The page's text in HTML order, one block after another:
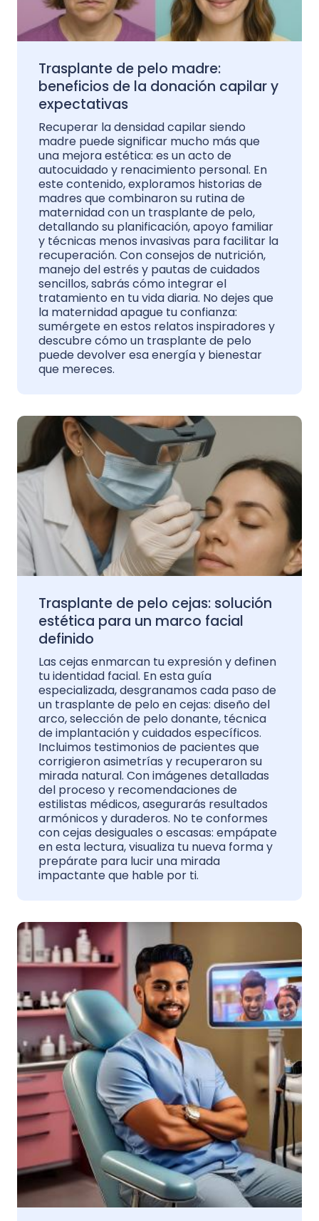
Trasplante de pelo madre:
beneficios de la donación capilar y
expectativas
Recuperar la densidad capilar siendo
madre puede significar mucho más que
una mejora estética: es un acto de
autocuidado y renacimiento personal. En
este contenido, exploramos historias de
madres que combinaron su rutina de
maternidad con un trasplante de pelo,
detallando su planificación, apoyo familiar
y técnicas menos invasivas para facilitar la
recuperación. Con consejos de nutrición,
manejo del estrés y pautas de cuidados
sencillos, sabrás cómo integrar el
tratamiento en tu vida diaria. No dejes que
la maternidad apague tu confianza:
sumérgete en estos relatos inspiradores y
descubre cómo un trasplante de pelo
puede devolver esa energía y bienestar
que mereces.
Trasplante de pelo cejas: solución
estética para un marco facial
definido
Las cejas enmarcan tu expresión y definen
tu identidad facial. En esta guía
especializada, desgranamos cada paso de
un trasplante de pelo en cejas: diseño del
arco, selección de pelo donante, técnica
de implantación y cuidados específicos.
Incluimos testimonios de pacientes que
corrigieron asimetrías y recuperaron su
mirada natural. Con imágenes detalladas
del proceso y recomendaciones de
estilistas médicos, asegurarás resultados
armónicos y duraderos. No te conformes
con cejas desiguales o escasas: empápate
en esta lectura, visualiza tu nueva forma y
prepárate para lucir una mirada
impactante que hable por ti.